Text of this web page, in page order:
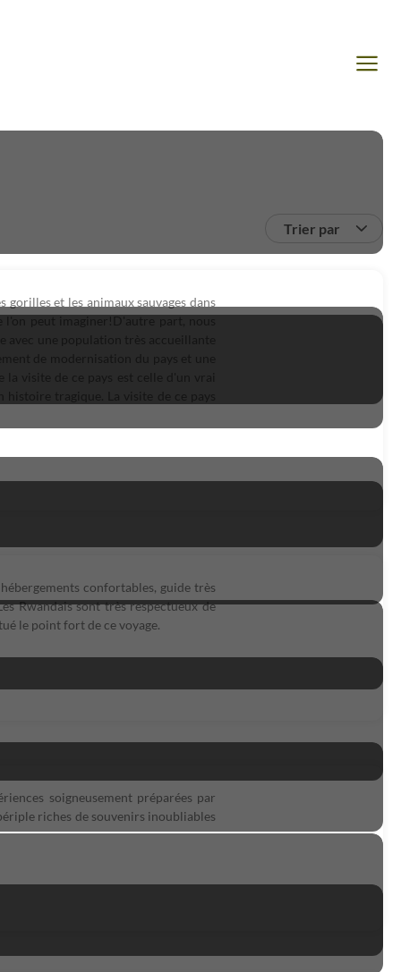
Trier par
et les animaux sauvages dans
confortables, guide très
Rwandais sont très respectueux de
le point fort de ce voyage.
soigneusement préparées par
riches de souvenirs inoubliables